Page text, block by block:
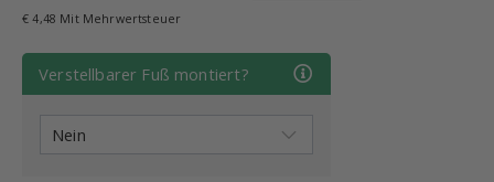
€ 4,48 Mit Mehrwertsteuer
Verstellbarer Fuß montiert?